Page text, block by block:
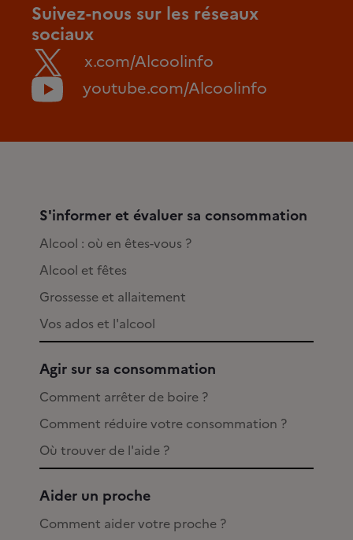
Suivez-nous sur les réseaux
sociaux
x.com/Alcoolinfo
youtube.com/Alcoolinfo
S'informer et évaluer sa consommation
Alcool : où en êtes-vous ?
Alcool et fêtes
Grossesse et allaitement
Vos ados et l'alcool
Agir sur sa consommation
Comment arrêter de boire ?
Comment réduire votre consommation ?
Où trouver de l'aide ?
Aider un proche
Comment aider votre proche ?